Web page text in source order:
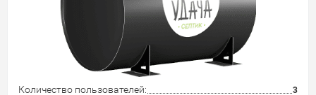
Количество пользователей: 3